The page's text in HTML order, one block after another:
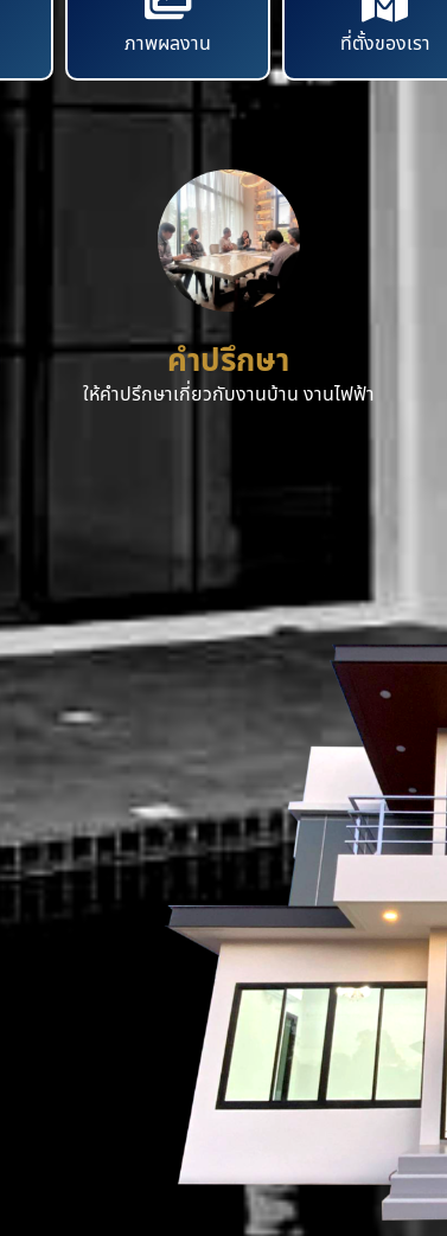
ภาพผลงาน ที่ตั้งของเรา
คำปรึกษา
ให้คำปรึกษาเกี่ยวกับงานบ้าน งานไฟฟ้า